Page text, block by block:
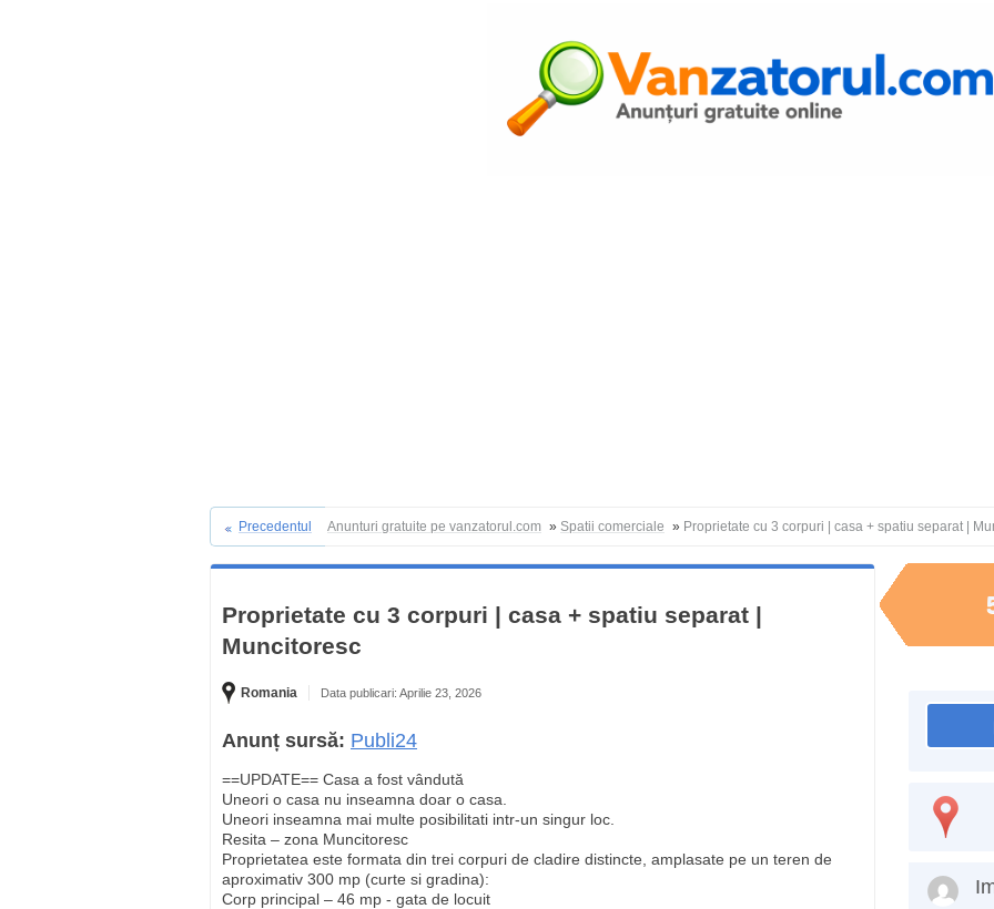
Precedentul Anunturi gratuite pe vanzatorul.com » Spatii comerciale » Proprietate cu 3 corpuri | casa + spatiu separat |
Proprietate cu 3 corpuri | casa + spatiu separat |
Muncitoresc
Romania Data publicari: Aprilie 23, 2026
Anunț sursă: Publi24
==UPDATE== Casa a fost vândută
Uneori o casa nu inseamna doar o casa.
Uneori inseamna mai multe posibilitati intr-un singur loc.
Resita – zona Muncitoresc
Proprietatea este formata din trei corpuri de cladire distincte, amplasate pe un teren de
aproximativ 300 mp (curte si gradina):
Corp principal – 46 mp - gata de locuit